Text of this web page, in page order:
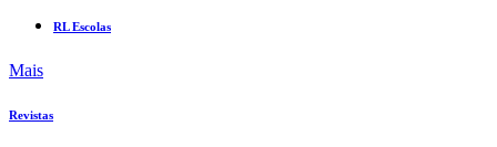
RL Escolas
Mais
Revistas